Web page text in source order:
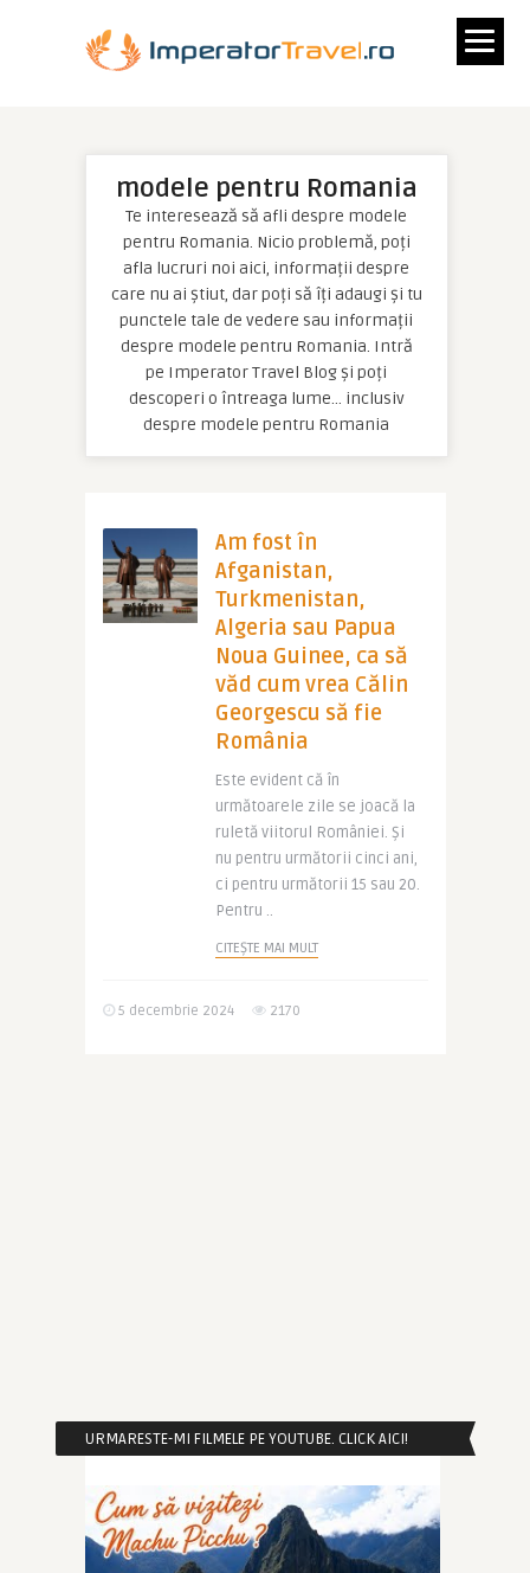
modele pentru Romania
Te interesează să afli despre modele
pentru Romania. Nicio problemă, poți
afla lucruri noi aici, informații despre
care nu ai știut, dar poți să îți adaugi și tu
punctele tale de vedere sau informații
despre modele pentru Romania. Intră
pe Imperator Travel Blog și poți
descoperi o întreaga lume… inclusiv
despre modele pentru Romania
Am fost în
Afganistan,
Turkmenistan,
Algeria sau Papua
Noua Guinee, ca să
văd cum vrea Călin
Georgescu să fie
România
Este evident că în
următoarele zile se joacă la
ruletă viitorul României. Și
nu pentru următorii cinci ani,
ci pentru următorii 15 sau 20.
Pentru ..
CITEȘTE MAI MULT
5 decembrie 2024 2170
URMARESTE-MI FILMELE PE YOUTUBE. CLICK AICI!